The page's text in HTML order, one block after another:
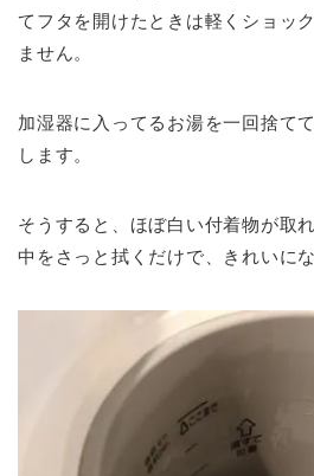
てフタを開けたときは軽くショッ
ません。
加湿器に入ってるお湯を一回捨て
します。
そうすると、ほぼ白い付着物が取
中をさっと拭くだけで、きれいにな